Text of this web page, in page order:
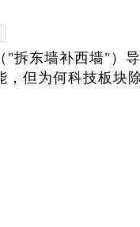
"拆东墙补西墙"）
但为何科技板块